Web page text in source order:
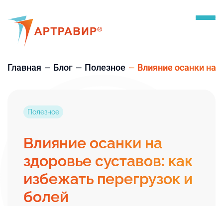
Главная Блог Полезное Влияние осанки на
Полезное
Влияние осанки на
здоровье суставов: как
избежать перегрузок и
болей